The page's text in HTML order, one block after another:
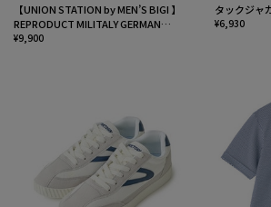
【UNION STATION by MEN’S BIGI 】
REPRODUCT MILITALY GERMAN
TRAINER ジャーマントレーナー
¥9,900
タックジャ
¥6,930